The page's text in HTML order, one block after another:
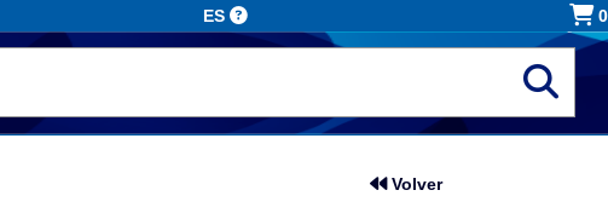
ES 0
Volver